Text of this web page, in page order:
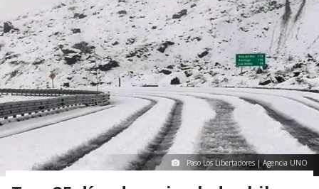
Paso Los Libertadores | Agencia UNO